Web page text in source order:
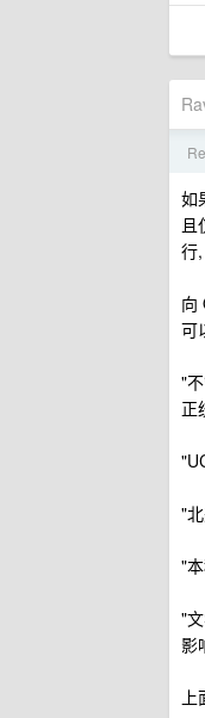
如
行
向
可
"
正
"
"
"
影